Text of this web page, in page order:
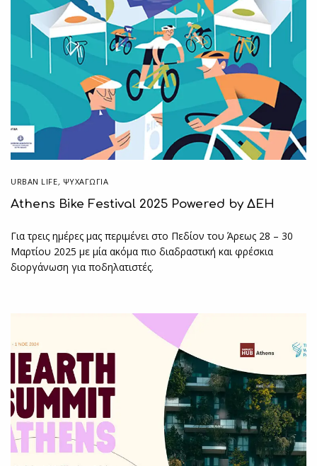
URBAN LIFE, ΨΥΧΑΓΩΓΙΑ
Athens Bike Festival 2025 Powered by ΔΕΗ
Για τρεις ημέρες μας περιμένει στο Πεδίον του Άρεως 28 – 30
Μαρτίου 2025 με μία ακόμα πιο διαδραστική και φρέσκια
διοργάνωση για ποδηλατιστές.